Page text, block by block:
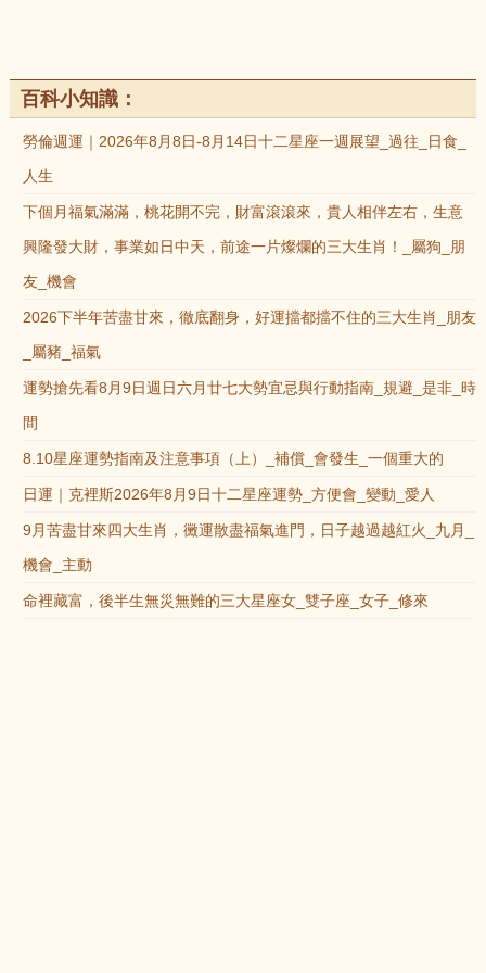
百科小知識：
勞倫週運｜2026年8月8日-8月14日十二星座一週展望_過往_日食_
人生
下個月福氣滿滿，桃花開不完，財富滾滾來，貴人相伴左右，生意
興隆發大財，事業如日中天，前途一片燦爛的三大生肖！_屬狗_朋
友_機會
2026下半年苦盡甘來，徹底翻身，好運擋都擋不住的三大生肖_朋友
_屬豬_福氣
運勢搶先看8月9日週日六月廿七大勢宜忌與行動指南_規避_是非_時
間
8.10星座運勢指南及注意事項（上）_補償_會發生_一個重大的
日運｜克裡斯2026年8月9日十二星座運勢_方便會_變動_愛人
9月苦盡甘來四大生肖，黴運散盡福氣進門，日子越過越紅火_九月_
機會_主動
命裡藏富，後半生無災無難的三大星座女_雙子座_女子_修來